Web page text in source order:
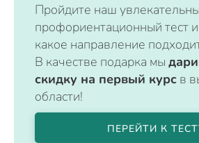
Пройдите наш
профориентационный тест
какое направление
В качестве подарка мы
скидку на первый курс в
области!
ПЕРЕЙТИ К